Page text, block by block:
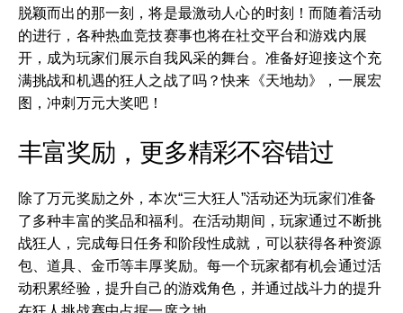
脱颖而出的那一刻，将是最激动人心的时刻！而随着活动
的进行，各种热血竞技赛事也将在社交平台和游戏内展
开，成为玩家们展示自我风采的舞台。准备好迎接这个充
满挑战和机遇的狂人之战了吗？快来《天地劫》，一展宏
图，冲刺万元大奖吧！
丰富奖励，更多精彩不容错过
除了万元奖励之外，本次“三大狂人”活动还为玩家们准备
了多种丰富的奖品和福利。在活动期间，玩家通过不断挑
战狂人，完成每日任务和阶段性成就，可以获得各种资源
包、道具、金币等丰厚奖励。每一个玩家都有机会通过活
动积累经验，提升自己的游戏角色，并通过战斗力的提升